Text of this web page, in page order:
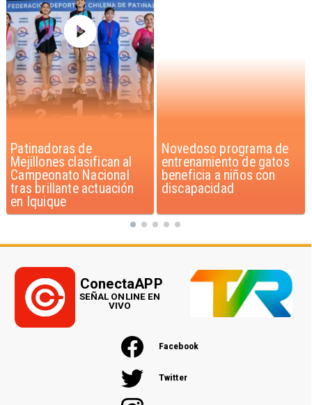
Novedoso programa de
entrenamiento de gatos
beneficia a niños con
discapacidad
Alarmante hábito en
jóvenes de 13 a 15 años
según encuesta del
Minsal
Facebook
Twitter
ConectaAPP
SEÑAL ONLINE EN
VIVO